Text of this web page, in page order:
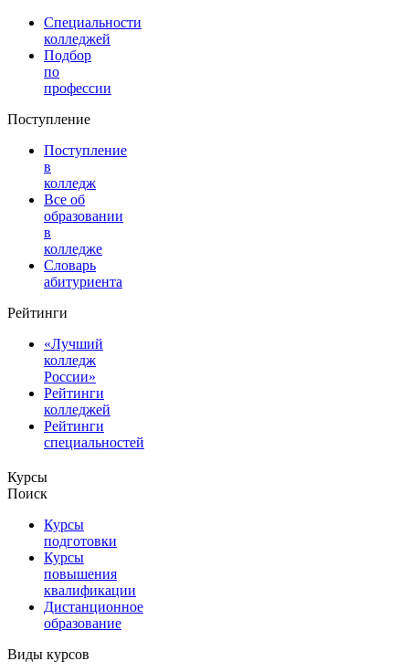
Специальности
колледжей
Подбор
по
профессии
Поступление
Поступление
в
колледж
Все об
образовании
в
колледже
Словарь
абитуриента
Рейтинги
«Лучший
колледж
России»
Рейтинги
колледжей
Рейтинги
специальностей
Курсы
Поиск
Курсы
подготовки
Курсы
повышения
квалификации
Дистанционное
образование
Виды курсов